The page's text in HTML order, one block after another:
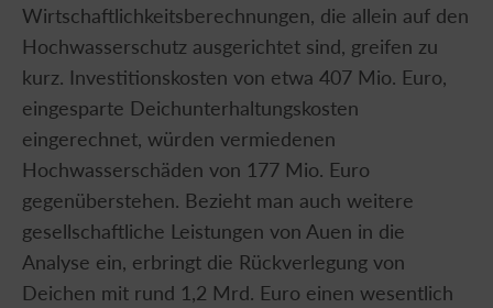
Wirtschaftlichkeitsberechnungen, die allein auf den
Hochwasserschutz ausgerichtet sind, greifen zu
kurz. Investitionskosten von etwa 407 Mio. Euro,
eingesparte Deichunterhaltungskosten
eingerechnet, würden vermiedenen
Hochwasserschäden von 177 Mio. Euro
gegenüberstehen. Bezieht man auch weitere
gesellschaftliche Leistungen von Auen in die
Analyse ein, erbringt die Rückverlegung von
Deichen mit rund 1,2 Mrd. Euro einen wesentlich